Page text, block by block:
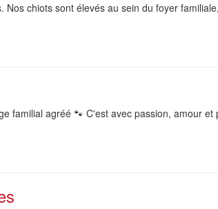
chiots sont élevés au sein du foyer
familial agréé 🐾 C'est avec passion, amour